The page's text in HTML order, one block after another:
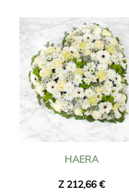
HAERA
Z 212,66 €